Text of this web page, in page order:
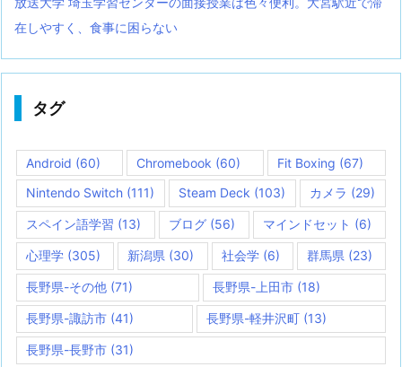
在しやすく、食事に困らない
タグ
Android (60) Chromebook (60) Fit Boxing (67)
Nintendo Switch (111) Steam Deck (103) カメラ (29)
スペイン語学習 (13) ブログ (56) マインドセット (6)
心理学 (305) 新潟県 (30) 社会学(6) 群馬県 (23)
長野県-その他 (71) 長野県-上田市(18)
長野県-諏訪市 (41) 長野県-軽井沢町 (13)
長野県-長野市 (31)